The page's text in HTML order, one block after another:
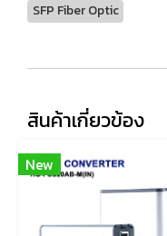
SFP Fiber Optic
สินค้าเกี่ยวข้อง
New